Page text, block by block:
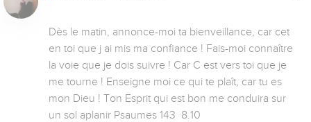
Dès le matin, annonce-moi ta bienveillance, car cet
en toi que j ai mis ma confiance ! Fais-moi connaître
la voie que je dois suivre ! Car C est vers toi que je
me tourne ! Enseigne moi ce qui te plaît, car tu es
mon Dieu ! Ton Esprit qui est bon me conduira sur
un sol aplanir Psaumes 143  8.10